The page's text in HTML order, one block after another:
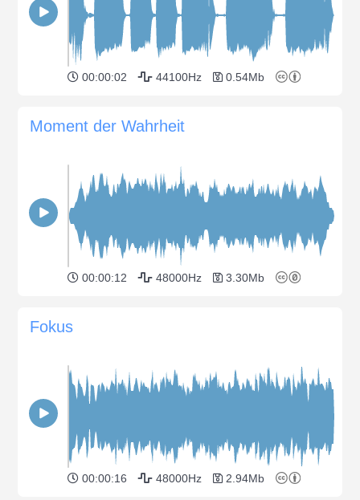
00:00:02 44100Hz 0.54Mb
Moment der Wahrheit
00:00:12 48000Hz 3.30Mb
Fokus
00:00:16 48000Hz 2.94Mb